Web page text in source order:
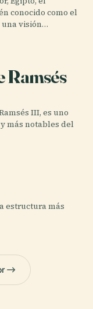
conocido como el
una visión…
Ramsés
III, es uno
más notables del
estructura más